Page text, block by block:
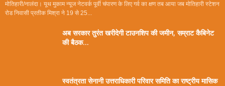
मोतिहारी/नालंदा। यूथ मुकाम न्यूज नेटवर्क पूर्वी चंपारण के लिए गर्व का क्षण तब आया जब मोतिहारी स्टेशन
रोड निवासी प्रतीक मिश्रा ने 19 से 25...
अब सरकार तुरंत खरीदेगी टाउनशिप की जमीन, सम्राट कैबिनेट
की बैठक...
स्वतंत्रता सेनानी उत्तराधिकारी परिवार समिति का राष्ट्रीय मासिक